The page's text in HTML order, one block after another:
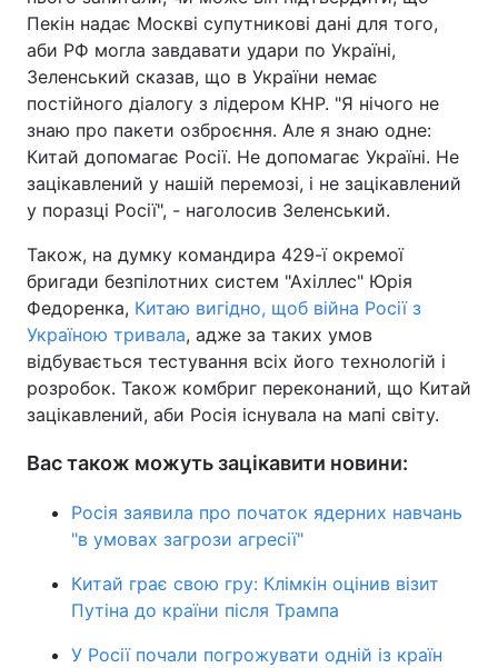
Пекін надає Москві супутникові дані для того,
аби РФ могла завдавати удари по Україні,
Зеленський сказав, що в України немає
постійного діалогу з лідером КНР. "Я нічого не
знаю про пакети озброєння. Але я знаю одне:
Китай допомагає Росії. Не допомагає Україні. Не
зацікавлений у нашій перемозі, і не зацікавлений
у поразці Росії", - наголосив Зеленський.
Також, на думку командира 429-ї окремої
бригади безпілотних систем "Ахіллес" Юрія
Федоренка, Китаю вигідно, щоб війна Росії з
Україною тривала, адже за таких умов
відбувається тестування всіх його технологій і
розробок. Також комбриг переконаний, що Китай
зацікавлений, аби Росія існувала на мапі світу.
Вас також можуть зацікавити новини:
Росія заявила про початок ядерних навчань
"в умовах загрози агресії"
Китай грає свою гру: Клімкін оцінив візит
Путіна до країни після Трампа
У Росії почали погрожувати одній із країн